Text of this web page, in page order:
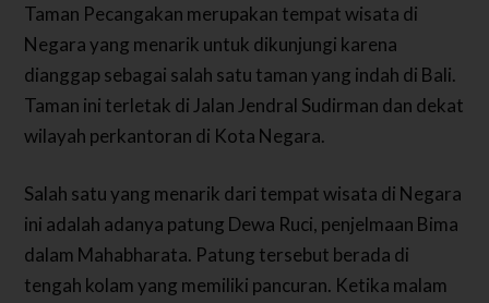
Taman Pecangakan merupakan tempat wisata di
Negara yang menarik untuk dikunjungi karena
dianggap sebagai salah satu taman yang indah di Bali.
Taman ini terletak di Jalan Jendral Sudirman dan dekat
wilayah perkantoran di Kota Negara.
Salah satu yang menarik dari tempat wisata di Negara
ini adalah adanya patung Dewa Ruci, penjelmaan Bima
dalam Mahabharata. Patung tersebut berada di
tengah kolam yang memiliki pancuran. Ketika malam